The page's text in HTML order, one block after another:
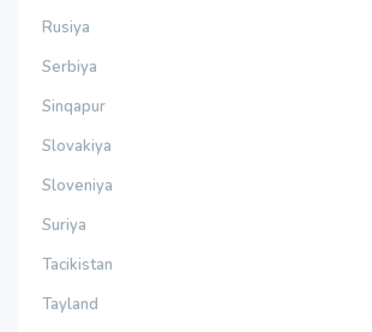
Rusiya
Serbiya
Sinqapur
Slovakiya
Sloveniya
Suriya
Tacikistan
Tayland